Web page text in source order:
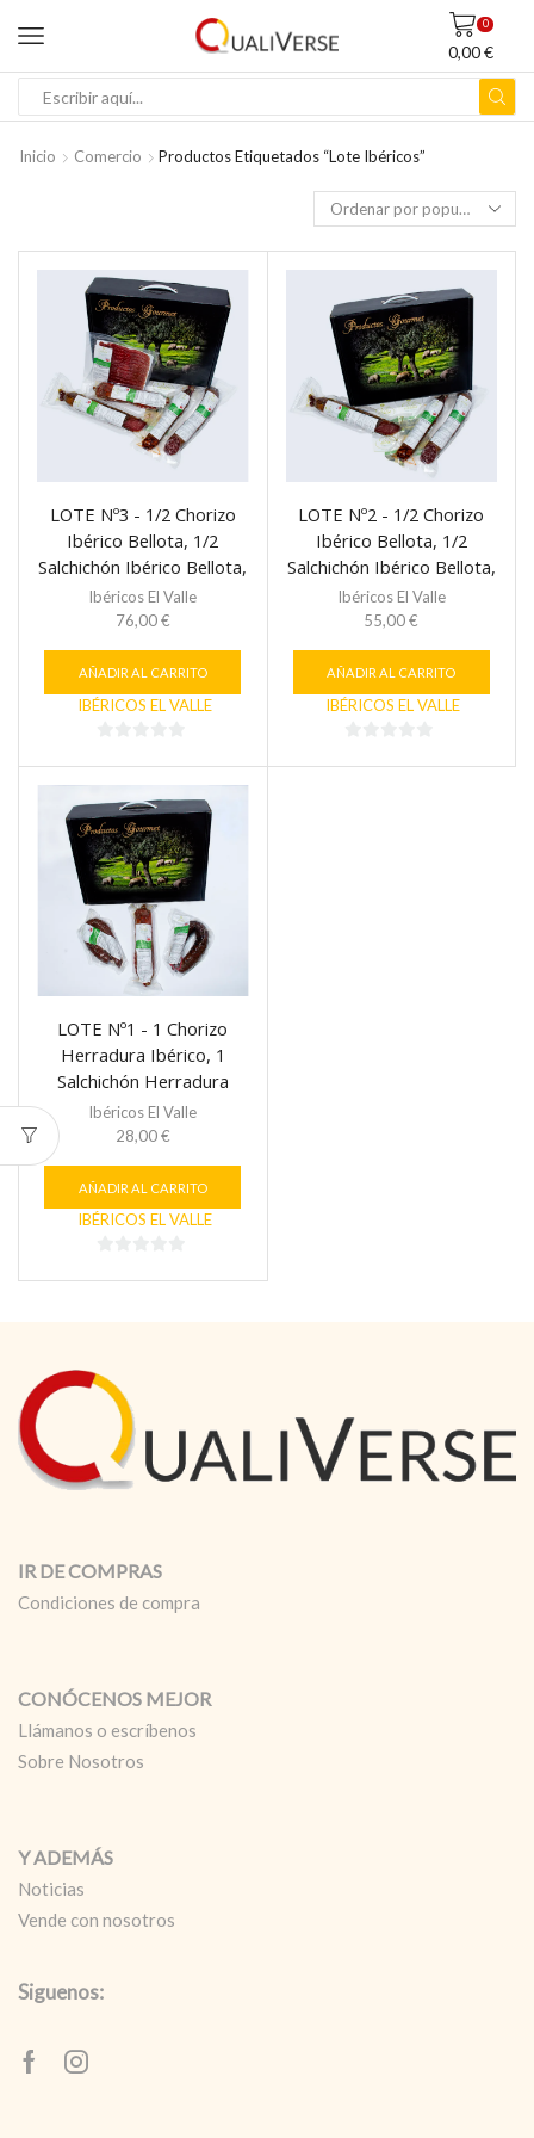
0
0,00€
BÚSQUEDA
Inicio Comercio Productos Etiquetados “lote Ibéricos”
LOTE Nº3 - 1/2 Chorizo
Ibérico Bellota, 1/2
Salchichón Ibérico Bellota,
1/2 Lomo Ibérico Cebo
Campo, 1 Cabecero
Embuchado 1 Bandeja de
Jamón Cebo 250 g
Ibéricos El Valle
76,00€
AÑADIR AL CARRITO
IBÉRICOS EL VALLE
5
LOTE Nº2 - 1/2 Chorizo
Ibérico Bellota, 1/2
Salchichón Ibérico Bellota,
1/2 Lomo Ibérico Cebo
Campo, 1 Caja
Ibéricos El Valle
55,00€
AÑADIR AL CARRITO
IBÉRICOS EL VALLE
LOTE Nº1 - 1 Chorizo
Herradura Ibérico, 1
Salchichón Herradura
Ibérico, 1 Cabecero
Embuchado
Ibéricos El Valle
28,00€
AÑADIR AL CARRITO
IBÉRICOS EL VALLE
IR DE COMPRAS
Condiciones de compra
CONÓCENOS MEJOR
Llámanos o escríbenos
Sobre Nosotros
Y ADEMÁS
Noticias
Vende con nosotros
Siguenos:
FacebookInstagram